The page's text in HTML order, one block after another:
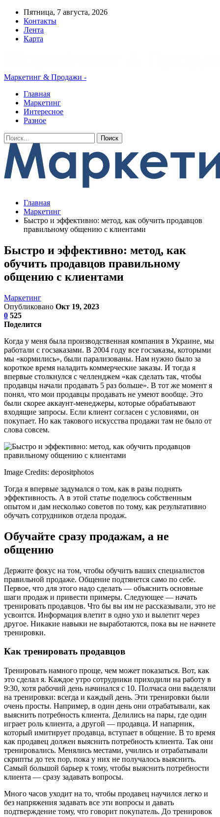
Пятница, 7 августа, 2026
Контакты
Лента
Карта
Маркетинг & Продажи -
Главная
Маркетинг
Интересное
Разное
Главная
Маркетинг
Быстро и эффективно: метод, как обучить продавцов
правильному общению с клиентами
Быстро и эффективно: метод, как
обучить продавцов правильному
общению с клиентами
Маркетинг
Опубликовано Окт 19, 2023
0 525
Поделится
Когда у меня была производственная компания в Украине, мы
работали с госзаказами. В 2004 году все госзаказы, которыми
мы «кормились», были парализованы. Нам нужно было за
короткое время наладить коммерческие заказы. И тогда я
впервые столкнулся с челленджем «как сделать так, чтобы
продавцы начали продавать 5 раз больше». В тот же момент я
понял, что мои продавцы продавать не умеют вообще. Это
были скорее аккаунт-менеджеры, которые обрабатывают
входящие запросы. Если клиент согласен с условиями, он
покупает. Но как такового искусства продажи там не было от
слова совсем.
Image Credits: depositphotos
Тогда я впервые задумался о том, как в разы поднять
эффективность. А в этой статье поделюсь собственным
опытом и дам несколько советов по тому, как результативно
обучать сотрудников отдела продаж.
Обучайте сразу продажам, а не
общению
Держите фокус на том, чтобы обучить ваших специалистов
правильной продаже. Общение подтянется само по себе.
Первое, что для этого надо сделать — объяснить основные
шаги продаж и привести примеры. Следующее — начать
тренировать продавцов. Что бы вы им не рассказывали, это не
усвоится. Информация влетит в одно ухо и вылетит через
другое. Никакие навыки не выработаются, пока вы не начнете
тренировки.
Как тренировать продавцов
Тренировать намного проще, чем может показаться. Вот, как
это сделал я. Каждое утро сотрудники приходили на работу в
9:30, хотя рабочий день начинался с 10. Полчаса они выделяли
на тренировки: всегда и каждый день. Эти тренировки были
очень просты. Например, в один день они отрабатывали, как
выяснить потребность клиента. Делились на пары, где один
играет роль клиента, а другой — продавца. И напарник,
который имитирует продавца, вступает в общение. В то время
как продавец должен выяснить потребность клиента. Так они
тренировались. Менялись местами, учились и отрабатывали
скрипты до тех пор, пока у них не получалось выяснить.
Самый большой барьер к тому, чтобы выяснить потребности
клиента — сразу задавать вопросы.
Много часов уходит на то, чтобы продавец научился легко и
без напряжения задавать все эти вопросы и давать
подтверждение тому, что говорит покупатель. До тренировок